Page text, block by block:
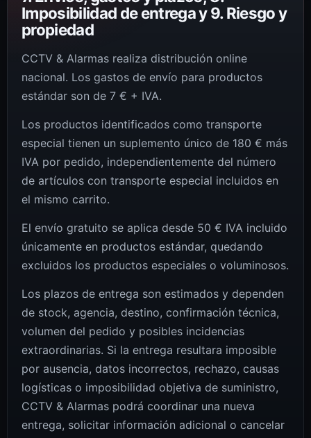
Imposibilidad de entrega y 9. Riesgo y
propiedad
CCTV & Alarmas realiza distribución online
nacional. Los gastos de envío para productos
estándar son de 7 € + IVA.
Los productos identificados como transporte
especial tienen un suplemento único de 180 € más
IVA por pedido, independientemente del número
de artículos con transporte especial incluidos en
el mismo carrito.
El envío gratuito se aplica desde 50 € IVA incluido
únicamente en productos estándar, quedando
excluidos los productos especiales o voluminosos.
Los plazos de entrega son estimados y dependen
de stock, agencia, destino, confirmación técnica,
volumen del pedido y posibles incidencias
extraordinarias. Si la entrega resultara imposible
por ausencia, datos incorrectos, rechazo, causas
logísticas o imposibilidad objetiva de suministro,
CCTV & Alarmas podrá coordinar una nueva
entrega, solicitar información adicional o cancelar